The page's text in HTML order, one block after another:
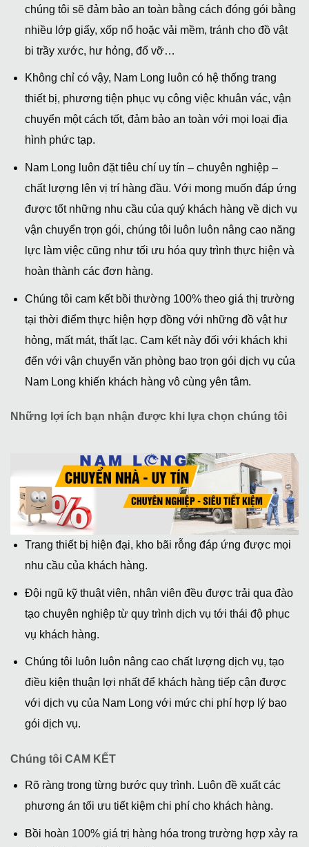
chúng tôi sẽ đảm bảo an toàn bằng cách đóng gói bằng
nhiều lớp giấy, xốp nổ hoặc vải mềm, tránh cho đồ vật
bi trầy xước, hư hỏng, đổ vỡ…
Không chỉ có vậy, Nam Long luôn có hệ thống trang
thiết bị, phương tiện phục vụ công việc khuân vác, vận
chuyển một cách tốt, đảm bảo an toàn với mọi loại địa
hình phức tạp.
Nam Long luôn đặt tiêu chí uy tín – chuyên nghiệp –
chất lượng lên vị trí hàng đầu. Với mong muốn đáp ứng
được tốt những nhu cầu của quý khách hàng về dịch vụ
vận chuyển trọn gói, chúng tôi luôn luôn nâng cao năng
lực làm việc cũng như tối ưu hóa quy trình thực hiện và
hoàn thành các đơn hàng.
Chúng tôi cam kết bồi thường 100% theo giá thị trường
tại thời điểm thực hiện hợp đồng với những đồ vật hư
hỏng, mất mát, thất lạc. Cam kết này đối với khách khi
đến với vận chuyển văn phòng bao trọn gói dịch vụ của
Nam Long khiến khách hàng vô cùng yên tâm.
Những lợi ích bạn nhận được khi lựa chọn chúng tôi
Trang thiết bị hiện đại, kho bãi rỗng đáp ứng được mọi
nhu cầu của khách hàng.
Đội ngũ kỹ thuật viên, nhân viên đều được trải qua đào
tạo chuyên nghiệp từ quy trình dịch vụ tới thái độ phục
vụ khách hàng.
Chúng tôi luôn luôn nâng cao chất lượng dịch vụ, tạo
điều kiện thuận lợi nhất để khách hàng tiếp cận được
với dịch vụ của Nam Long với mức chi phí hợp lý bao
gói dịch vụ.
Chúng tôi CAM KẾT
Rõ ràng trong từng bước quy trình. Luôn đề xuất các
phương án tối ưu tiết kiệm chi phí cho khách hàng.
Bồi hoàn 100% giá trị hàng hóa trong trường hợp xảy ra